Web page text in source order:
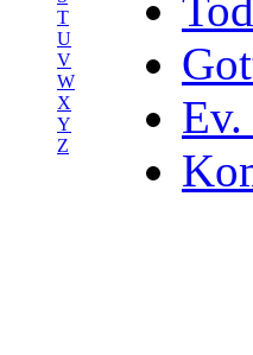
T
U
V
W
X
Y
Z
Ev.